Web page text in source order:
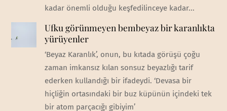
kadar önemli olduğu keşfedilinceye kadar...
Ufku görünmeyen bembeyaz bir karanlıkta
yürüyenler
‘Beyaz Karanlık’, onun, bu kıtada görüşü çoğu
zaman imkansız kılan sonsuz beyazlığı tarif
ederken kullandığı bir ifadeydi. ‘Devasa bir
hiçliğin ortasındaki bir buz küpünün içindeki tek
bir atom parçacığı gibiyim’